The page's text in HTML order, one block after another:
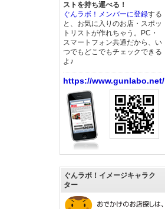
ストを持ち運べる！
ぐんラボ！メンバーに登録する
と、お気に入りのお店・スポッ
トリストが作れちゃう。PC・
スマートフォン共通だから、い
つでもどこでもチェックできる
よ♪
https://www.gunlabo.net/
ぐんラボ！イメージキャラク
ター